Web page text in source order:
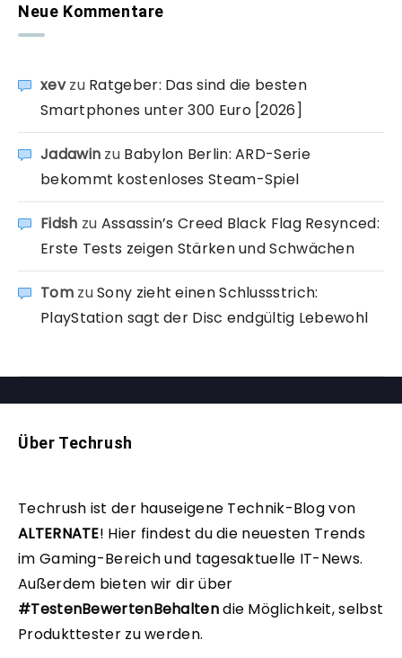
Neue Kommentare
xevzu Ratgeber: Das sind die besten
Smartphones unter 300 Euro [2026]
Jadawin zu Babylon Berlin: ARD-Serie
bekommt kostenloses Steam-Spiel
Fidsh zu Assassin’s Creed Black Flag Resynced:
Erste Tests zeigen Stärken und Schwächen
TomzuSony zieht einen Schlussstrich:
PlayStation sagt der Disc endgültig Lebewohl
Über Techrush
Techrush ist der hauseigene Technik-Blog von
ALTERNATE! Hier findest du die neuesten Trends
im Gaming-Bereich und tagesaktuelle IT-News.
Außerdem bieten wir dir über
#TestenBewertenBehaltendie Möglichkeit, selbst
Produkttester zu werden.